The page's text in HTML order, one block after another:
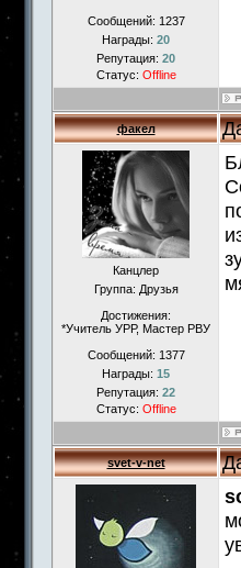
Сообщений: 1237
Награды: 20
Репутация: 20
Статус: Offline
факел
Канцлер
Группа: Друзья
Достижения:
*Учитель УРР, Мастер РВУ
Сообщений: 1377
Награды: 15
Репутация: 22
Статус: Offline
svet-v-net